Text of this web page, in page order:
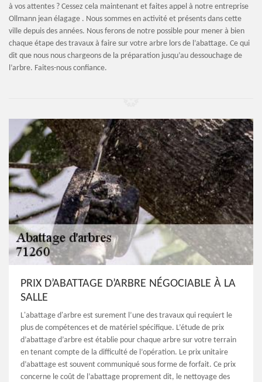
à vos attentes ? Cessez cela maintenant et faites appel à notre entreprise
Ollmann jean élagage . Nous sommes en activité et présents dans cette
ville depuis des années. Nous ferons de notre possible pour mener à bien
chaque étape des travaux à faire sur votre arbre lors de l’abattage. Ce qui
dit que nous nous chargeons de la préparation jusqu’au dessouchage de
l’arbre. Faites-nous confiance.
PRIX D’ABATTAGE D’ARBRE NÉGOCIABLE À LA
SALLE
L'abattage d'arbre est surement l’une des travaux qui requiert le
plus de compétences et de matériel spécifique. L’étude de prix
d’abattage d’arbre est établie pour chaque arbre sur votre terrain
en tenant compte de la difficulté de l’opération. Le prix unitaire
d’abattage est souvent communiqué sous forme de forfait. Ce prix
concerne le coût de l’abattage proprement dit, le nettoyage des